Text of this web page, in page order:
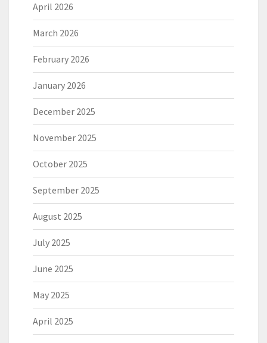
April 2026
March 2026
February 2026
January 2026
December 2025
November 2025
October 2025
September 2025
August 2025
July 2025
June 2025
May 2025
April 2025